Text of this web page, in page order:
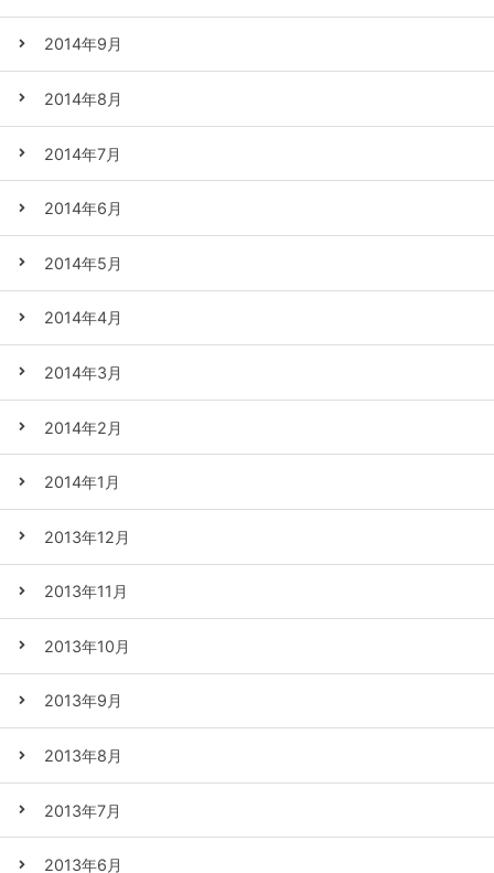
2014年9月
2014年8月
2014年7月
2014年6月
2014年5月
2014年4月
2014年3月
2014年2月
2014年1月
2013年12月
2013年11月
2013年10月
2013年9月
2013年8月
2013年7月
2013年6月